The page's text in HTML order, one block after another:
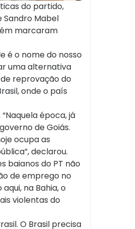
do partido,
Sandro Mabel
marcaram
é o nome do nosso
uma alternativa
reprovação do
onde o país
época, já
de Goiás.
ocupa as
declarou.
baianos do PT não
de emprego no
na Bahia, o
violentas do
O Brasil precisa